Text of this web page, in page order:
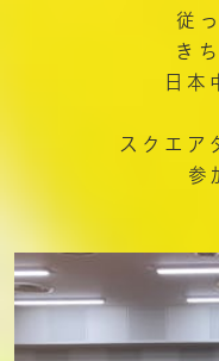
従
き
日本
スクエア
参